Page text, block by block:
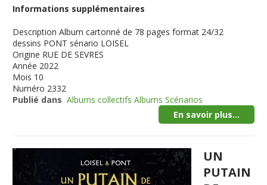
Informations supplémentaires
Description Album cartonné de 78 pages format 24/32
dessins PONT sénario LOISEL
Origine RUE DE SEVRES
Année 2022
Mois 10
Numéro 2332
Publié dans Albums collectifs Albums Scénarios
En savoir plus...
UN
PUTAIN